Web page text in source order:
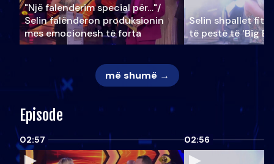
"Një falenderim special për…"/
Selin falënderon produksionin
mes emocionesh të forta
Selin shpallet
të pestë të ‘Big
më shumë →
Episode
02:57 02:56